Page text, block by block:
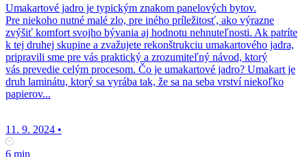
Umakartové jadro je typickým znakom panelových bytov.
Pre niekoho nutné malé zlo, pre iného príležitosť, ako výrazne
zvýšiť komfort svojho bývania aj hodnotu nehnuteľnosti. Ak patríte
k tej druhej skupine a zvažujete rekonštrukciu umakartového jadra,
pripravili sme pre vás praktický a zrozumiteľný návod, ktorý
vás prevedie celým procesom. Čo je umakartové jadro? Umakart je
druh laminátu, ktorý sa vyrába tak, že sa na seba vrství niekoľko
papierov...
11. 9. 2024 •
6 min